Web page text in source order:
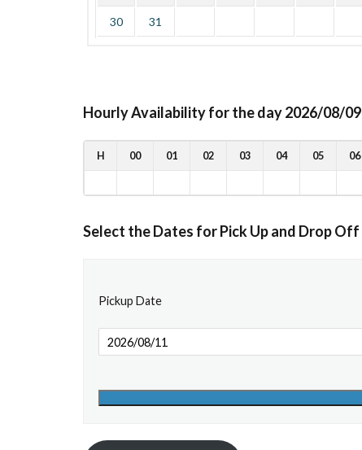
30 31
Hourly Availability for the day 2026/08/09
H 00 01 02 03 04 05 06
Select the Dates for Pick Up and Drop Off
Pickup Date